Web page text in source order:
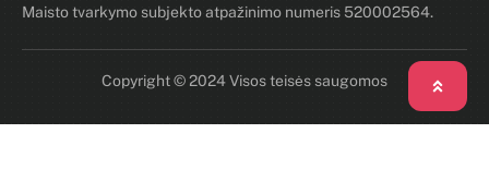
Maisto tvarkymo subjekto atpažinimo numeris 520002564.
Copyright © 2024 Visos teisės saugomos